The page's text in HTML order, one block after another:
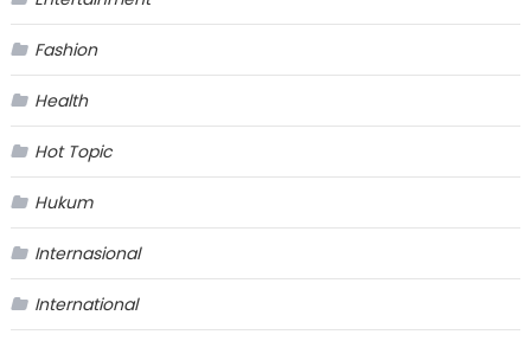
Fashion
Health
Hot Topic
Hukum
Internasional
International